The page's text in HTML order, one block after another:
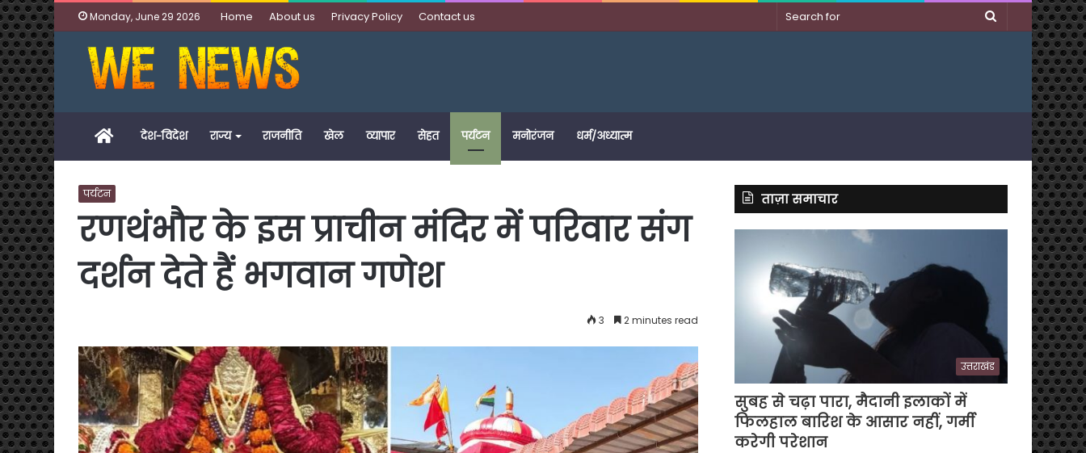
Monday, June 29 2026 Home About us Privacy Policy Contact us
Search
Homeदेश-विदेश राज्य राजनीति खेल व्यापार सेहत पर्यटन मनोरंजन धर्म/अध्यात्म
पर्यटन
रणथंभौर के इस प्राचीन मंदिर में परिवार संग
दर्शन देते हैं भगवान गणेश
3 2 minutes read
ताज़ा समाचार
उत्तराखंड
सुबह से चढ़ा पारा, मैदानी इलाकों में
फिलहाल बारिश के आसार नहीं, गर्मी
करेगी परेशान